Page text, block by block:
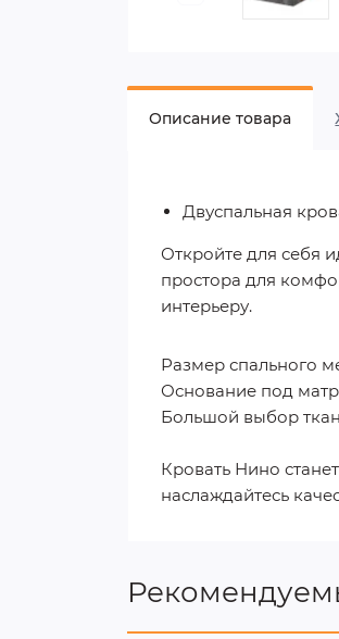
Описание товара
Двуспальная
Откройте для себя
простора для
интерьеру.
Размер спального
Основание под
Большой выбор
Кровать Нино
наслаждайтесь